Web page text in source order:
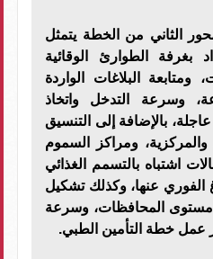
الثاني من الخطة يتمثل
بغرفة الطوارئ الوقائية
ومتابعة البلاغات الواردة
الـ 24 ساعة، وسرعة التدخل واتخاذ
بالإضافة إلى التنسيق
ومراكز السموم
اشتباه بالتسمم الغذائي
الفوري عنها، وكذلك تشكيل
المحافظات، وسرعة
عمل خطة التأمين الطبي.